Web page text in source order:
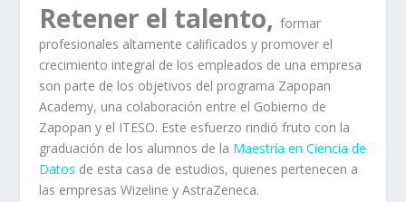
Retener el talento, formar
profesionales altamente calificados y promover el
crecimiento integral de los empleados de una empresa
son parte de los objetivos del programa Zapopan
Academy, una colaboración entre el Gobierno de
Zapopan y el ITESO. Este esfuerzo rindió fruto con la
graduación de los alumnos de la Maestría en Ciencia de
Datos de esta casa de estudios, quienes pertenecen a
las empresas Wizeline y AstraZeneca.